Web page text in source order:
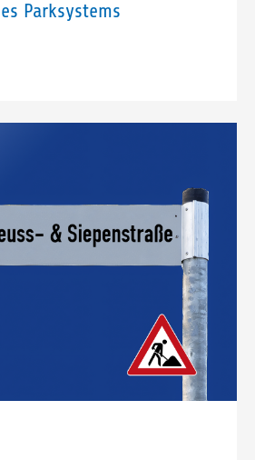
Parksystems